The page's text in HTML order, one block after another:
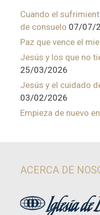
Cuando el
de consuelo 07/07/
Paz que vence el
Jesús y los que no
25/03/2026
Jesús y el cuidado
03/02/2026
Empieza de nuevo
ACERCA DE